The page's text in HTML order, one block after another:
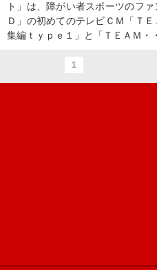
ト」は、障がい者スポーツのフ
Ｄ」の初めてのテレビＣＭ「
集編ｔｙｐｅ１」と「ＴＥＡＭ・
1